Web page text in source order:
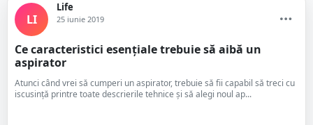
LI
Life
25 iunie 2019
Ce caracteristici esențiale trebuie să aibă un
aspirator
Atunci când vrei să cumperi un aspirator, trebuie să fii capabil să treci cu
iscusință printre toate descrierile tehnice și să alegi noul ap...